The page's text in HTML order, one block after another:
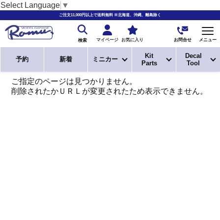
Select Language ▼
ご注文11,000円以上で送料無料 ※北海道、沖縄、離島除く
検索 マイページ お気に入り お問合せ メニュー
予約 新着 ミニカー
Kit
Parts
Decal
Tool
ご指定のページは見つかりません。
削除されたかＵＲＬが変更されたため表示できません。